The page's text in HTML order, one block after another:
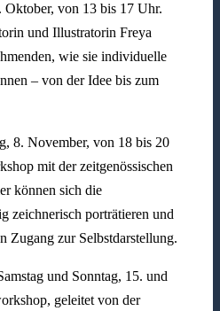
Oktober, von 13 bis 17 Uhr.
und Illustratorin Freya
wie sie individuelle
– von der Idee bis zum
8. November, von 18 bis 20
mit der zeitgenössischen
können sich die
zeichnerisch porträtieren und
Zugang zur Selbstdarstellung.
und Sonntag, 15. und
geleitet von der